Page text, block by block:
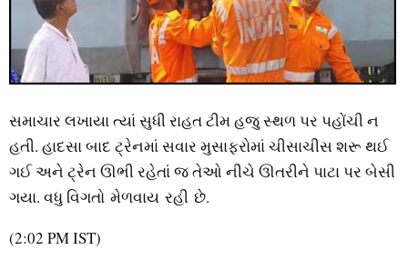
સમાચાર લખાયા ત્યાં સુધી રાહત ટીમ હજુ સ્થળ પર પહોંચી ન
હતી. હાદસા બાદ ટ્રેનમાં સવાર મુસાફરોમાં ચીસાચીસ શરૂ થઈ
ગઈ અને ટ્રેન ઊભી રહેતાં જ તેઓ નીચે ઊતરીને પાટા પર બેસી
ગયા. વધુ વિગતો મેળવાય રહી છે.
(2:02 PM IST)